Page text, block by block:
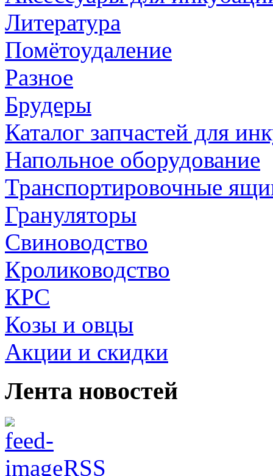
Литература
Помётоудаление
Разное
Брудеры
Каталог запчастей для
Напольное оборудование
Транспортировочные
Грануляторы
Свиноводство
Кролиководство
КРС
Козы и овцы
Акции и скидки
Лента новостей
RSS